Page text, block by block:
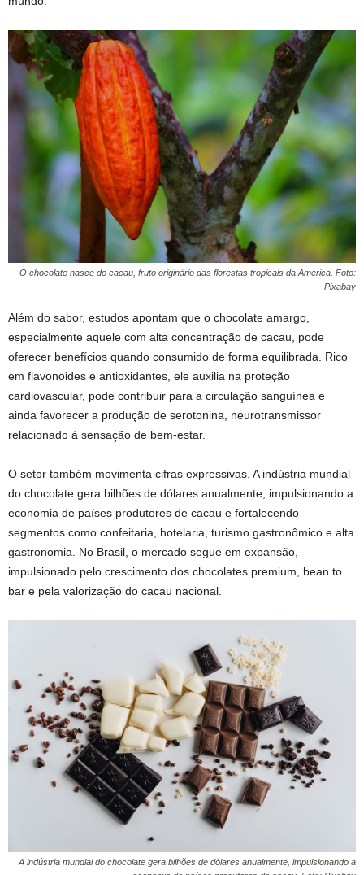
O chocolate nasce do cacau, fruto originário das florestas tropicais da América. Foto:
Pixabay
Além do sabor, estudos apontam que o chocolate amargo,
especialmente aquele com alta concentração de cacau, pode
oferecer benefícios quando consumido de forma equilibrada. Rico
em flavonoides e antioxidantes, ele auxilia na proteção
cardiovascular, pode contribuir para a circulação sanguínea e
ainda favorecer a produção de serotonina, neurotransmissor
relacionado à sensação de bem-estar.
O setor também movimenta cifras expressivas. A indústria mundial
do chocolate gera bilhões de dólares anualmente, impulsionando a
economia de países produtores de cacau e fortalecendo
segmentos como confeitaria, hotelaria, turismo gastronômico e alta
gastronomia. No Brasil, o mercado segue em expansão,
impulsionado pelo crescimento dos chocolates premium, bean to
bar e pela valorização do cacau nacional.
A indústria mundial do chocolate gera bilhões de dólares anualmente, impulsionando a